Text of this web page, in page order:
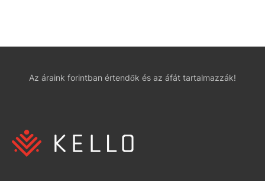
Az áraink forintban értendők és az áfát tartalmazzák!